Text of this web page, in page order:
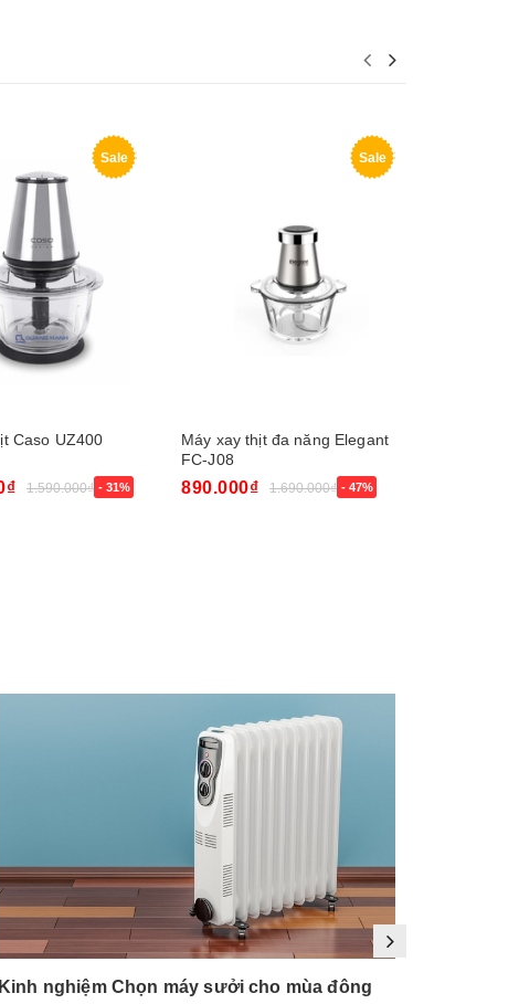
Sale
Caso UZ400
1.590.000₫ - 31%
Sale
Máy xay thịt đa năng Elegant
FC-J08
890.000₫ 1.690.000₫ - 47%
Kinh nghiệm Chọn máy sưởi cho mùa đông